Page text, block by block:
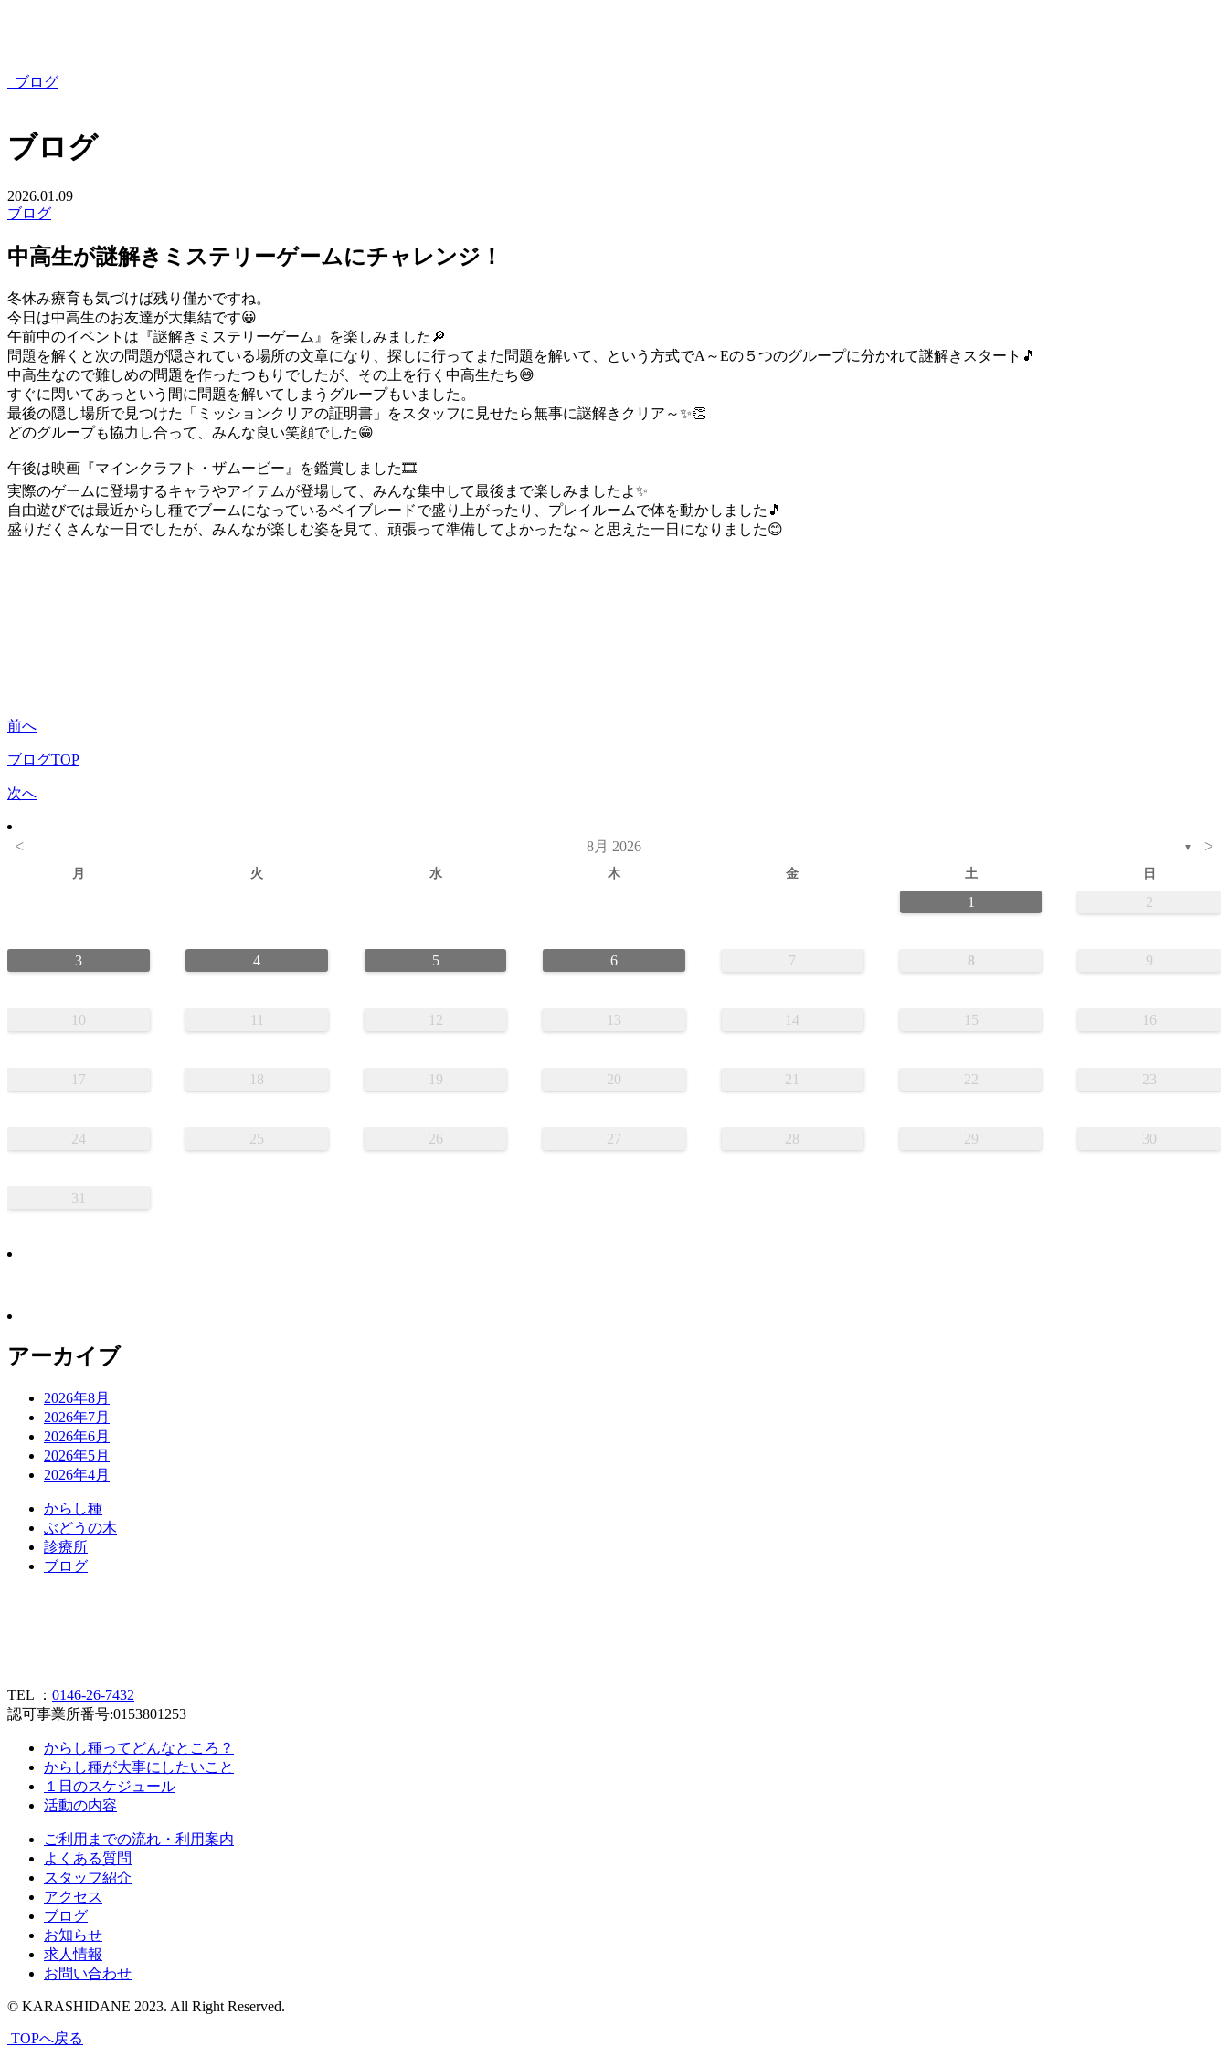
ブログ
ブログ
2026.01.09
ブログ
中高生が謎解きミステリーゲームにチャレンジ！
冬休み療育も気づけば残り僅かですね。
今日は中高生のお友達が大集結です😀
午前中のイベントは『謎解きミステリーゲーム』を楽しみました🔎
問題を解くと次の問題が隠されている場所の文章になり、探しに行ってまた問題を解いて、という方式でA～Eの５つのグループに分かれて謎解きスタート🎵
中高生なので難しめの問題を作ったつもりでしたが、その上を行く中高生たち😅
すぐに閃いてあっという間に問題を解いてしまうグループもいました。
最後の隠し場所で見つけた「ミッションクリアの証明書」をスタッフに見せたら無事に謎解きクリア～✨👏
どのグループも協力し合って、みんな良い笑顔でした😁
午後は映画『マインクラフト・ザムービー』を鑑賞しました🎞️
実際のゲームに登場するキャラやアイテムが登場して、みんな集中して最後まで楽しみましたよ✨
自由遊びでは最近からし種でブームになっているベイブレードで盛り上がったり、プレイルームで体を動かしました🎵
盛りだくさんな一日でしたが、みんなが楽しむ姿を見て、頑張って準備してよかったな～と思えた一日になりました😊
前へ
ブログTOP
次へ
< 8月 2026 ▼ >
月 火 水 木 金 土 日
1 2
3 4 5 6 7 8 9
10 11 12 13 14 15 16
17 18 19 20 21 22 23
24 25 26 27 28 29 30
31
アーカイブ
2026年8月
2026年7月
2026年6月
2026年5月
2026年4月
から し種
ぶどう の木
診療所
ブロ グ
TEL ： 0146-26-7432
認可事業所番号:0153801253
からし種ってどんなところ？
からし種が大事にしたいこと
１日のスケジュール
活動の内容
ご利用までの流れ・利用案内
よくある質問
スタッフ紹介
アクセス
ブログ
お知らせ
求人情報
お問い合わせ
© KARASHIDANE 2023. All Right Reserved.
TOPへ戻る